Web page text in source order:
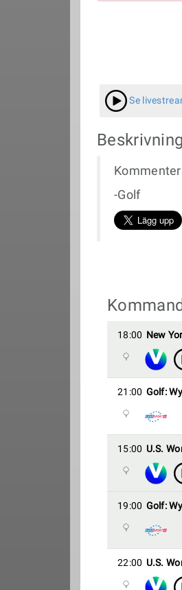
Se
Beskrivning
-Golf
18:00 New
21:00 Golf:
15:00 U.S.
19:00 Golf:
22:00 U.S.